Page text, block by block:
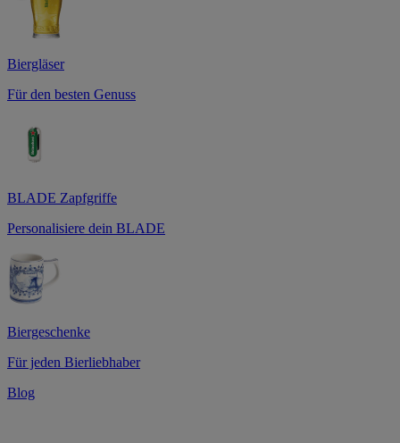
Biergläser
Für den besten Genuss
BLADE Zapfgriffe
Personalisiere dein BLADE
Biergeschenke
Für jeden Bierliebhaber
Blog